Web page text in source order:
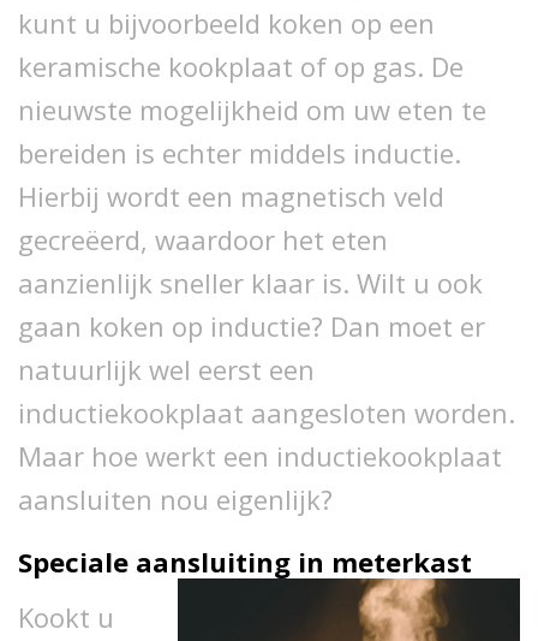
kunt u bijvoorbeeld koken op een
keramische kookplaat of op gas. De
nieuwste mogelijkheid om uw eten te
bereiden is echter middels inductie.
Hierbij wordt een magnetisch veld
gecreëerd, waardoor het eten
aanzienlijk sneller klaar is. Wilt u ook
gaan koken op inductie? Dan moet er
natuurlijk wel eerst een
inductiekookplaat aangesloten worden.
Maar hoe werkt een inductiekookplaat
aansluiten nou eigenlijk?
Speciale aansluiting in meterkast
Kookt u